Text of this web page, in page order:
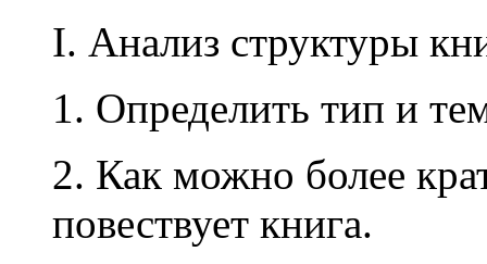
I. Анализ структуры
1. Определить тип и
2. Как можно более
повествует книга.